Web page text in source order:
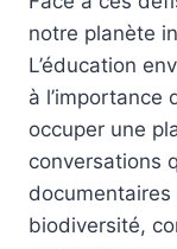
notre planète
L’éducation
à l’importance
occuper une
conversations
biodiversité,